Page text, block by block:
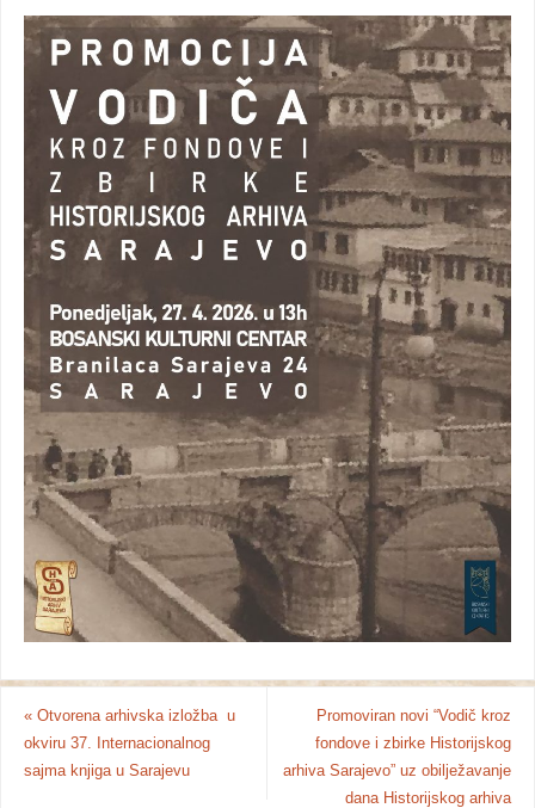
«Otvorena arhivska izložba u
okviru 37. Internacionalnog
sajma knjiga u Sarajevu
Promoviran novi “Vodič kroz
fondove i zbirke Historijskog
arhiva Sarajevo” uz obilježavanje
dana Historijskog arhiva